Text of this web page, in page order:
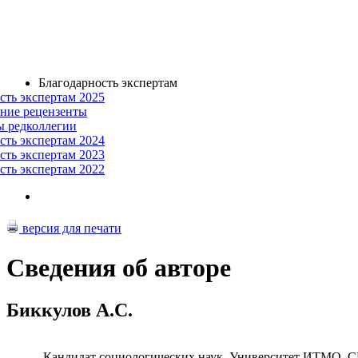
Благодарность экспертам
экспертам 2025
рецензенты
редколлегии
экспертам 2024
экспертам 2023
экспертам 2022
версия для печати
Сведения об авторе
Биккулов А.С.